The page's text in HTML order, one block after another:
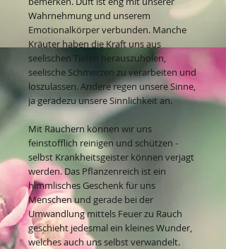
Wahrnehmung und unserem
Emotionalkörper verbunden. Manche
Kräuter haben die Kraft uns aus
seelischen Tiefen herauszuholen,
seelische Schmerzen zu verarbeiten und
loszulassen. Andere regen unsere Sinne,
ja geradezu unsere Sinnlichkeit an.
Mit Räuchern können wir uns
feinstofflich reinigen und schützen -
selbst Krankheitsgeister können verjagt
werden. Das Pflanzenreich ist ein
himmlisches Geschenk für uns
Menschen und gerade bei der
Umwandlung mittels Feuer zu Rauch
geschieht jedesmal ein kleines Wunder,
welches auch uns selbst verwandelt.